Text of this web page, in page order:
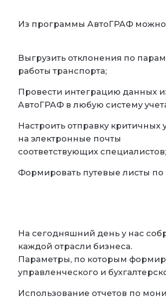
Из программы АвтоГРАФ
Выгрузить отклонения по
работы транспорта;
Провести интеграцию данных
АвтоГРАФ в любую систему учета
Настроить отправку
на электронные почты
соответствующих специалистов;
Формировать путевые листы по
На сегодняшний день у нас
каждой отрасли бизнеса.
Параметры, по которым
управленческого и
Использование отчетов по